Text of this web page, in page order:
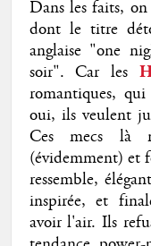
Dans les faits,
dont le titre
anglaise "one
soir". Car les
romantiques,
oui, ils veulent
Ces mecs là
(évidemment) et
ressemble,
inspirée, et
avoir l'air. Ils